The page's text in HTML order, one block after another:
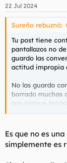
22 Jul 2024
Sureño rebuznó:
Tu post tiene
pantallazos no
guardo las
actitud impropia
No las guardo
borrado muchas
son porque
y además no sé
que me he
son, de hecho
Es que no es
simplemente es